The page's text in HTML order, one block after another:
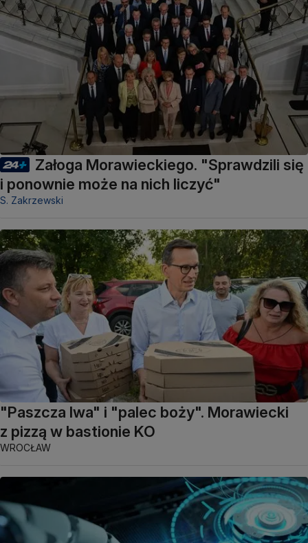
Załoga Morawieckiego. "Sprawdzili się
i ponownie może na nich liczyć"
S. Zakrzewski
"Paszcza lwa" i "palec boży". Morawiecki
z pizzą w bastionie KO
WROCŁAW